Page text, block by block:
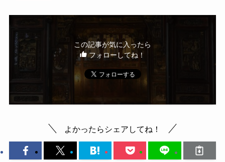
この記事が気に入ったら
フォローしてね！
よかったらシェアしてね！